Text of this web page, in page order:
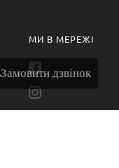
МИ В МЕРЕЖІ
Замовити дзвінок